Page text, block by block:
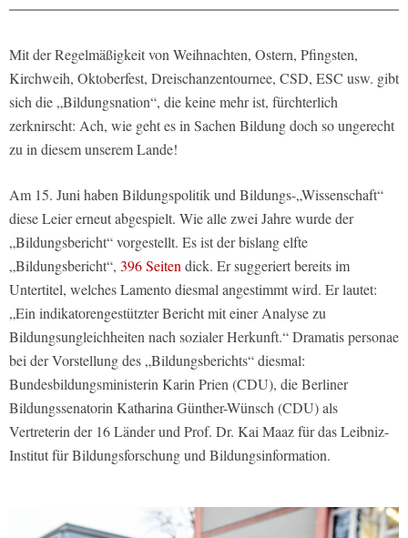
Mit der Regelmäßigkeit von Weihnachten, Ostern, Pfingsten,
Kirchweih, Oktoberfest, Dreischanzentournee, CSD, ESC usw. gibt
sich die „Bildungsnation“, die keine mehr ist, fürchterlich
zerknirscht: Ach, wie geht es in Sachen Bildung doch so ungerecht
zu in diesem unserem Lande!
Am 15. Juni haben Bildungspolitik und Bildungs-„Wissenschaft“
diese Leier erneut abgespielt. Wie alle zwei Jahre wurde der
„Bildungsbericht“ vorgestellt. Es ist der bislang elfte
„Bildungsbericht“, 396 Seiten dick. Er suggeriert bereits im
Untertitel, welches Lamento diesmal angestimmt wird. Er lautet:
„Ein indikatorengestützter Bericht mit einer Analyse zu
Bildungsungleichheiten nach sozialer Herkunft.“ Dramatis personae
bei der Vorstellung des „Bildungsberichts“ diesmal:
Bundesbildungsministerin Karin Prien (CDU), die Berliner
Bildungssenatorin Katharina Günther-Wünsch (CDU) als
Vertreterin der 16 Länder und Prof. Dr. Kai Maaz für das Leibniz-
Institut für Bildungsforschung und Bildungsinformation.